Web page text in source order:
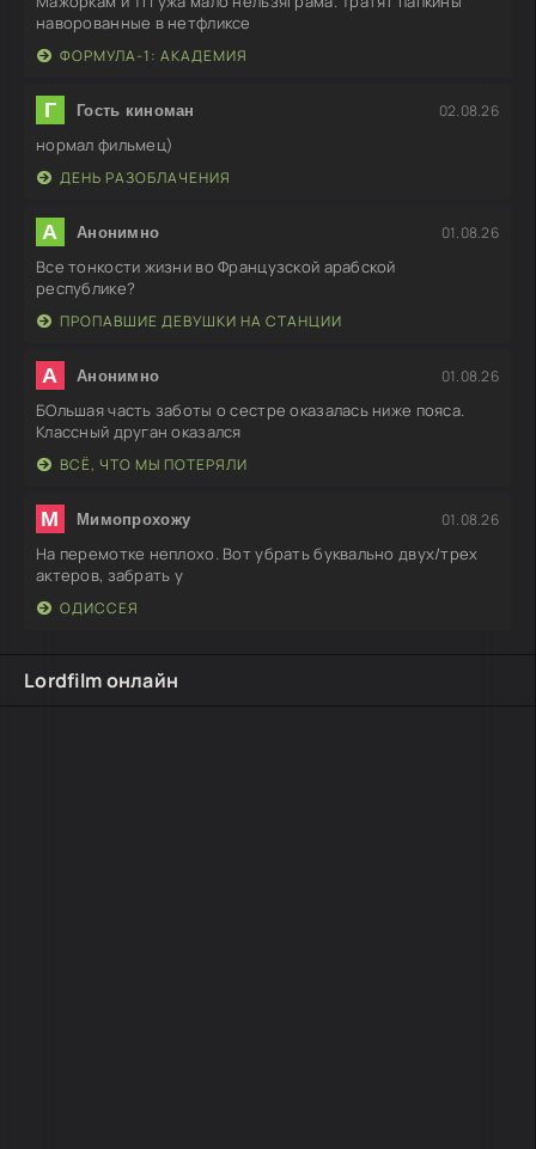
наворованные в нетфликсе
ФОРМУЛА-1: АКАДЕМИЯ
Г Гость киноман 02.08.26
нормал фильмец)
ДЕНЬ РАЗОБЛАЧЕНИЯ
А Анонимно 01.08.26
Все тонкости жизни во Французской арабской
республике?
ПРОПАВШИЕ ДЕВУШКИ НА СТАНЦИИ
А Анонимно 01.08.26
БОльшая часть заботы о сестре оказалась ниже пояса.
Классный друган оказался
ВСЁ, ЧТО МЫ ПОТЕРЯЛИ
М Мимопрохожу 01.08.26
На перемотке неплохо. Вот убрать буквально двух/трех
актеров, забрать у
ОДИССЕЯ
Lordfilm онлайн